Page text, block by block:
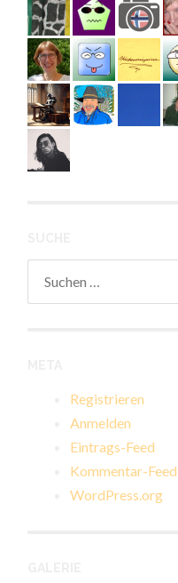
Registrieren
Anmelden
Eintrags-Feed
Kommentar-Feed
WordPress.org